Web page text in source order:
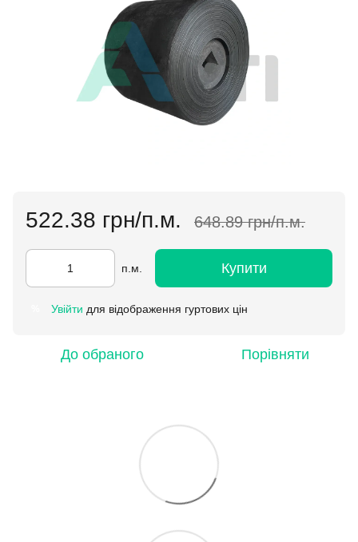
522.38 грн/п.м. 648.89 грн/п.м.
п.м. Купити
Увійти для відображення гуртових цін
До обраного Порівняти